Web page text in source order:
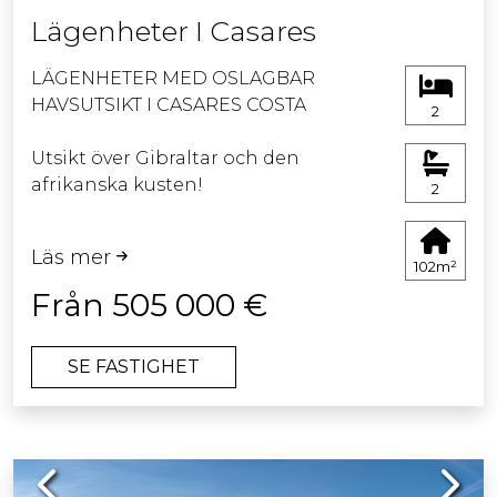
Lägenheter I Casares
LÄGENHETER MED OSLAGBAR
HAVSUTSIKT I CASARES COSTA
Utsikt över Gibraltar och den
afrikanska kusten!
med generösa terrasser på 41 m² där
du kan njuta av den fantastiska
utsikten över havet och bergen.
Takvåningar med 61 m² stora terrasser
har 360 graders utsikt över havet och
social klubb och en gemensam
Läs mer
Från 505 000 €
SE FASTIGHET
2
2
102m²
Previous Next